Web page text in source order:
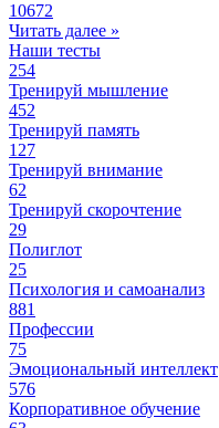
10672
Читать далее »
Наши тесты
254
Тренируй мышление
452
Тренируй память
127
Тренируй внимание
62
Тренируй скорочтение
29
Полиглот
25
Психология и самоанализ
881
Профессии
75
Эмоциональный интеллект
576
Корпоративное обучение